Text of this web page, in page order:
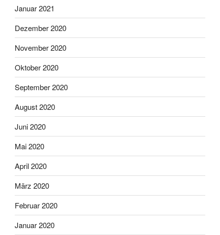
Januar 2021
Dezember 2020
November 2020
Oktober 2020
September 2020
August 2020
Juni 2020
Mai 2020
April 2020
März 2020
Februar 2020
Januar 2020